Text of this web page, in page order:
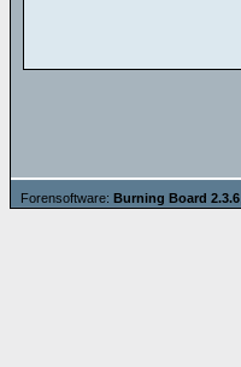
Forensoftware: Burning Board 2.3.6